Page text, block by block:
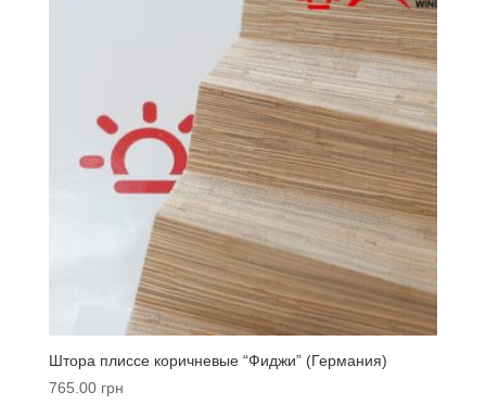
Штора плиссе коричневые “Фиджи” (Германия)
765.00грн